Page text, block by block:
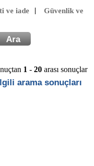
ve iade
Güvenlik ve
1 - 20 arası sonuçlar
arama sonuçları